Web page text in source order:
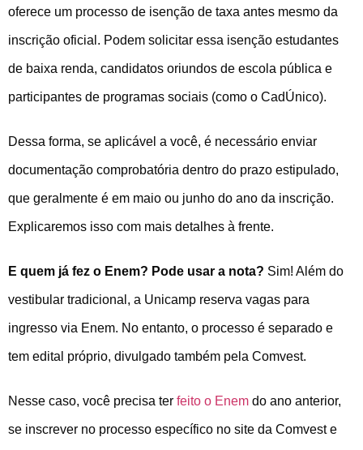
oferece um processo de isenção de taxa antes mesmo da
inscrição oficial. Podem solicitar essa isenção estudantes
de baixa renda, candidatos oriundos de escola pública e
participantes de programas sociais (como o CadÚnico).
Dessa forma, se aplicável a você, é necessário enviar
documentação comprobatória dentro do prazo estipulado,
que geralmente é em maio ou junho do ano da inscrição.
Explicaremos isso com mais detalhes à frente.
E quem já fez o Enem? Pode usar a nota? Sim! Além do
vestibular tradicional, a Unicamp reserva vagas para
ingresso via Enem. No entanto, o processo é separado e
tem edital próprio, divulgado também pela Comvest.
Nesse caso, você precisa ter feito o Enem do ano anterior,
se inscrever no processo específico no site da Comvest e